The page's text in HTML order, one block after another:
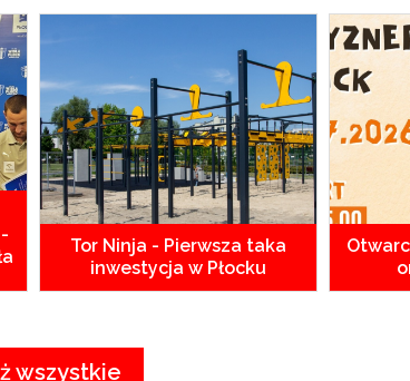
Tor Ninja - Pierwsza taka
inwestycja w Płocku
wszystkie